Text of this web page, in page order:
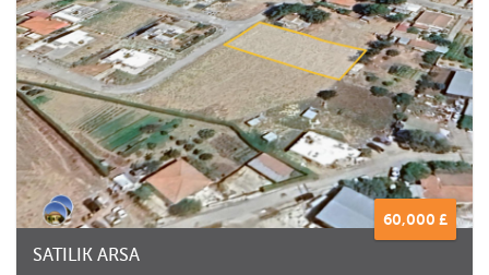
60,000 £
SATILIK ARSA